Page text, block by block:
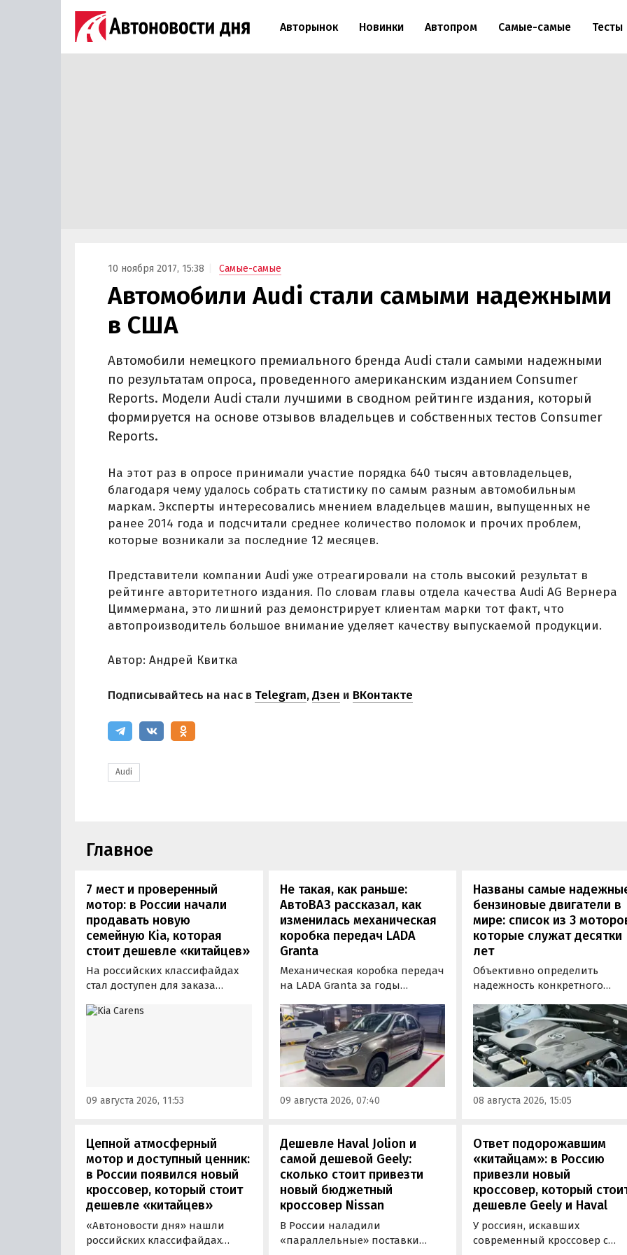
Авторынок Новинки Автопром Самые-самые Тесты
10 ноября 2017, 15:38 Самые-самые
Автомобили Audi стали самыми надежными
в США
Автомобили немецкого премиального бренда Audi стали самыми надежными
по результатам опроса, проведенного американским изданием Consumer
Reports. Модели Audi стали лучшими в сводном рейтинге издания, который
формируется на основе отзывов владельцев и собственных тестов Consumer
Reports.
На этот раз в опросе принимали участие порядка 640 тысяч автовладельцев,
благодаря чему удалось собрать статистику по самым разным автомобильным
маркам. Эксперты интересовались мнением владельцев машин, выпущенных не
ранее 2014 года и подсчитали среднее количество поломок и прочих проблем,
которые возникали за последние 12 месяцев.
Представители компании Audi уже отреагировали на столь высокий результат в
рейтинге авторитетного издания. По словам главы отдела качества Audi AG Вернера
Циммермана, это лишний раз демонстрирует клиентам марки тот факт, что
автопроизводитель большое внимание уделяет качеству выпускаемой продукции.
Автор: Андрей Квитка
Подписывайтесь на нас в Telegram,Дзен и ВКонтакте
Audi
Главное
7 мест и проверенный
мотор: в России начали
продавать новую
семейную Kia, которая
стоит дешевле «китайцев»
На российских классифайдах
стал доступен для заказа
компактвэн Kia Carens, который
дирхам (1,88 млн рублей), а у
09 августа 2026, 11:53
Не такая, как раньше:
АвтоВАЗ рассказал, как
изменилась механическая
коробка передач LADA
Granta
Механическая коробка передач
на LADA Granta за годы
изменилась. «АвтоВАЗ»
рассказал, что после
модернизации трансмиссия
получила тросовый привод,
иной механизм переключения
и главную пару с
передаточным числом 3,9
09 августа 2026, 07:40
Названы самые
бензиновые двигатели в
мире: список из 3
которые служат десятки
лет
Объективно определить
надежность конкретного
поскольку его срок службы
прямо зависит от качества
обслуживания и условий
эксплуатации. Тем не менее
Autonews составил ТОП-3
надежных бензиновых
моторов, которые могут не
08 августа 2026, 15:05
Цепной атмосферный
мотор и доступный ценник:
в России появился новый
кроссовер, который стоит
дешевле «китайцев»
«Автоновости дня» нашли
российских классифайдах
Дешевле Haval Jolion и
самой дешевой Geely:
сколько стоит привезти
новый бюджетный
кроссовер Nissan
В России наладили
«параллельные» поставки
Ответ подорожавшим
«китайцам»: в Россию
привезли новый
кроссовер, который
дешевле Geely и Haval
У россиян, искавших
современный кроссовер с